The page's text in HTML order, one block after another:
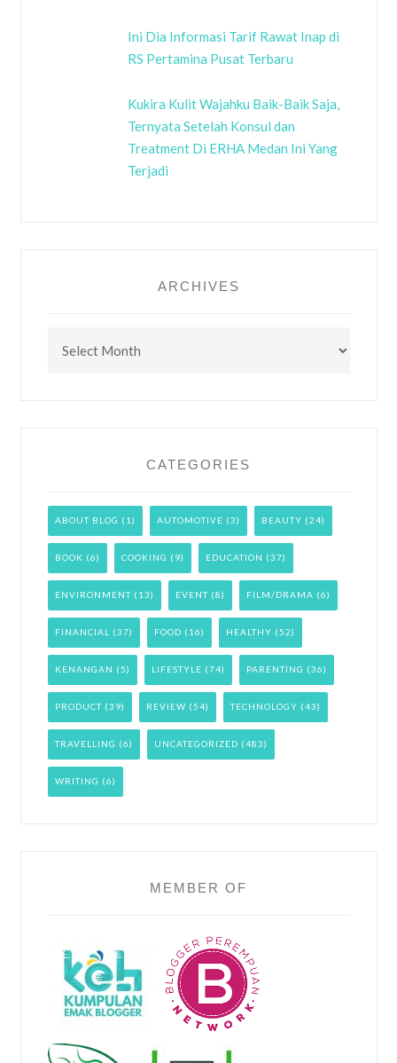
Ini Dia Informasi Tarif Rawat Inap di
RS Pertamina Pusat Terbaru
Kukira Kulit Wajahku Baik-Baik Saja,
Ternyata Setelah Konsul dan
Treatment Di ERHA Medan Ini Yang
Terjadi
ARCHIVES
CATEGORIES
ABOUT BLOG (1) AUTOMOTIVE (3) BEAUTY (24)
BOOK (6) COOKING (9) EDUCATION (37)
ENVIRONMENT(13) EVENT(8) FILM/DRAMA (6)
FINANCIAL (37) FOOD (16) HEALTHY (52)
KENANGAN (5) LIFESTYLE (74) PARENTING (36)
PRODUCT(39) REVIEW (54) TECHNOLOGY (43)
TRAVELLING (6) UNCATEGORIZED (483)
WRITING (6)
MEMBER OF